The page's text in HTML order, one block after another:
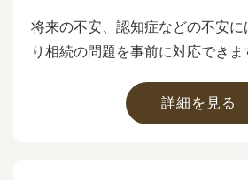
将来の不安、認知症などの不安に
り相続の問題を事前に対応できま
詳細を見る